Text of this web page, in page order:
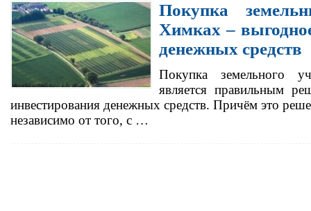
Покупка
Химках –
денежных средств
Покупка земельного
является правильным
инвестирования денежных средств. Причём это
независимо от того, с …